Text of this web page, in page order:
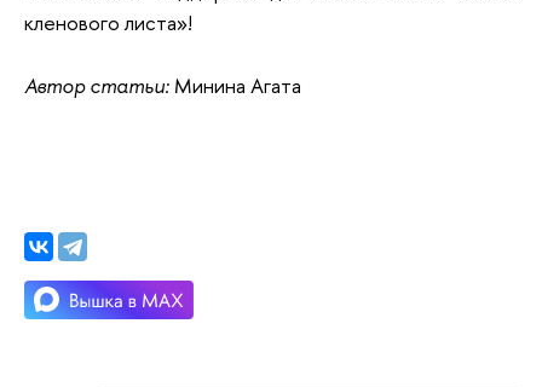
кленового листа»!
Автор статьи: Минина Агата